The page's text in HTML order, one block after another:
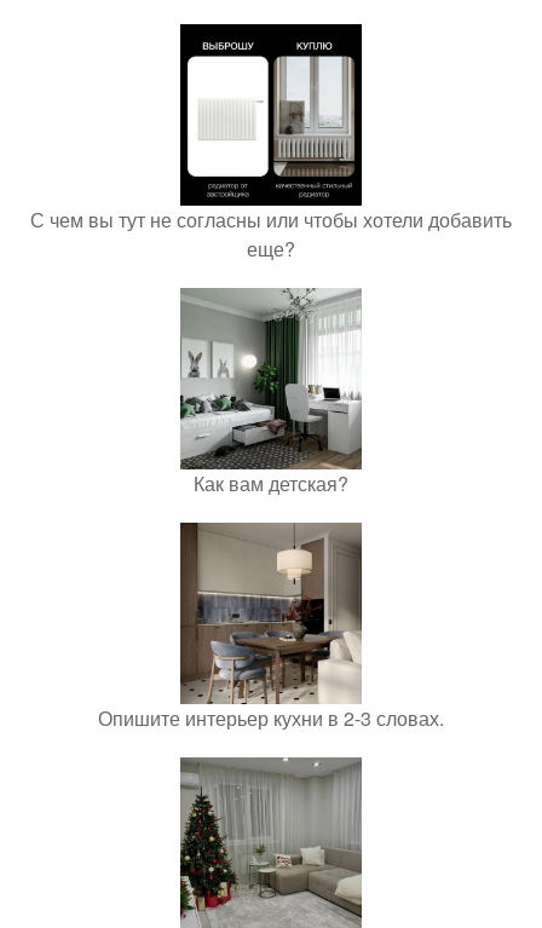
С чем вы тут не согласны или чтобы хотели добавить
еще?
Как вам детская?
Опишите интерьер кухни в 2-3 словах.